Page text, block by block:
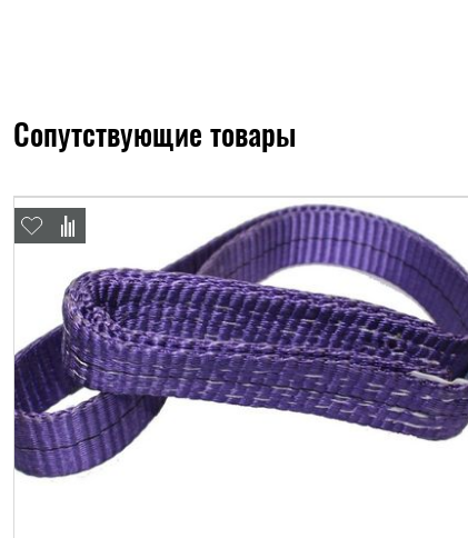
Сопутствующие товары